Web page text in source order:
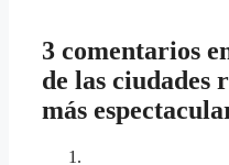
3 comentarios
de las ciudades
más